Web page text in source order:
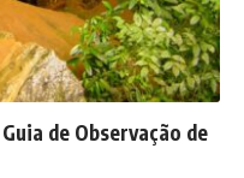
de Observação de